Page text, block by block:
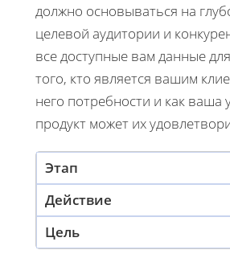
должно основываться на
целевой аудитории и
все доступные вам данные
того, кто является вашим
него потребности и как ваша
продукт может их
Этап
Действие
Цель